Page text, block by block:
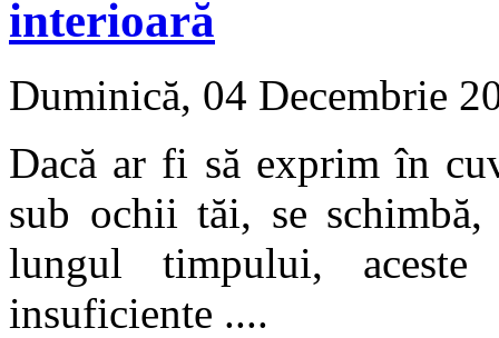
interioară
Duminică, 04 Decembrie
Dacă ar fi să exprim în
sub ochii tăi, se schimbă,
lungul timpului,
insuficiente ....